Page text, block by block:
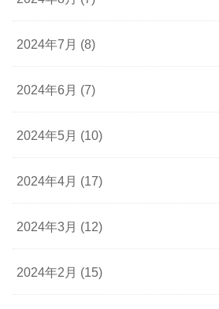
2024年7月 (8)
2024年6月 (7)
2024年5月 (10)
2024年4月 (17)
2024年3月 (12)
2024年2月 (15)